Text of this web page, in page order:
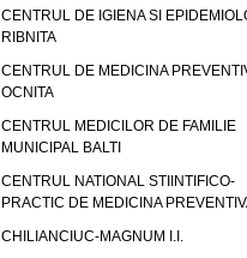
CENTRUL DE IGIENA SI
RIBNITA
CENTRUL DE MEDICINA
OCNITA
CENTRUL MEDICILOR DE FAMILIE
MUNICIPAL BALTI
CENTRUL NATIONAL STIINTIFICO-
PRACTIC DE MEDICINA
CHILIANCIUC-MAGNUM I.I.